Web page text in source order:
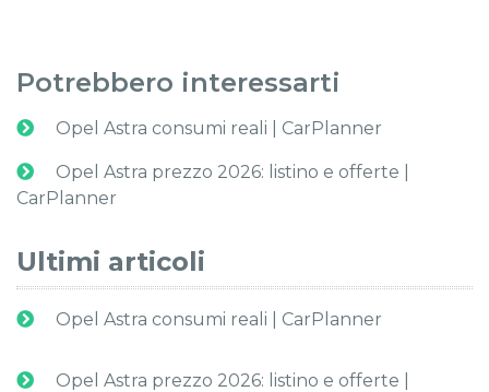
Potrebbero interessarti
Opel Astra consumi reali | CarPlanner
Opel Astra prezzo 2026: listino e offerte |
CarPlanner
Ultimi articoli
Opel Astra consumi reali | CarPlanner
Opel Astra prezzo 2026: listino e offerte |